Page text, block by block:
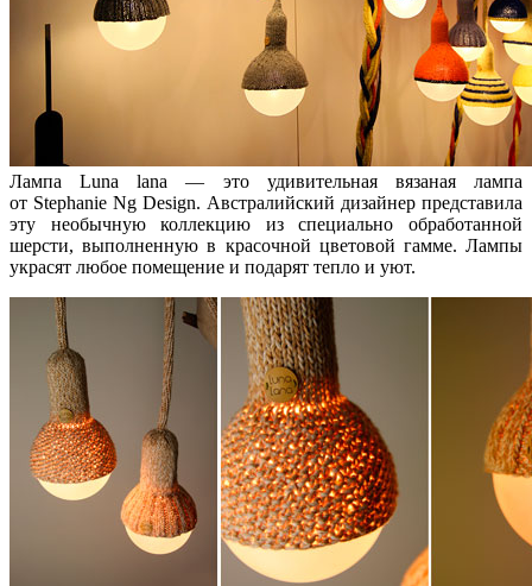
Лампа Luna lana — это удивительная вязаная лампа
от Stephanie Ng Design. Австралийский дизайнер представила
эту необычную коллекцию из специально обработанной
шерсти, выполненную в красочной цветовой гамме. Лампы
украсят любое помещение и подарят тепло и уют.